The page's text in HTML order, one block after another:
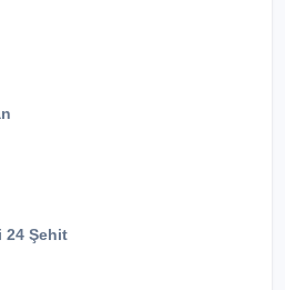
24 Şehit